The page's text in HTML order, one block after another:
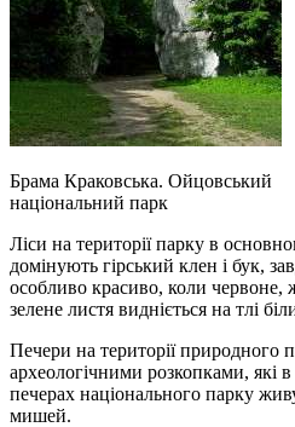
Брама Краковська. Ойцовський
національний парк
Ліси на території парку в
домінують гірський клен і бук,
особливо красиво, коли червоне,
зелене листя видніється на тлі
Печери на території природного
археологічними розкопками, які
печерах національного парку
мишей.